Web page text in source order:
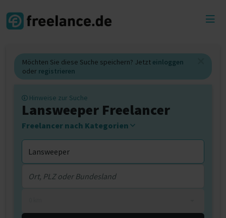
Möchten Sie diese Suche speichern? Jetzt einloggen
oder registrieren
Hinweise zur Suche
Lansweeper Freelancer
Freelancer nach Kategorien